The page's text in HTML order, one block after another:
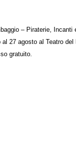
– Piraterie, Incanti
al 27 agosto al Teatro
gratuito.